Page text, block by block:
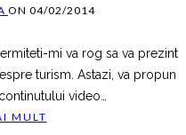
ON 04/02/2014
mi va rog sa va prezint
turism. Astazi, va propun
video
MULT